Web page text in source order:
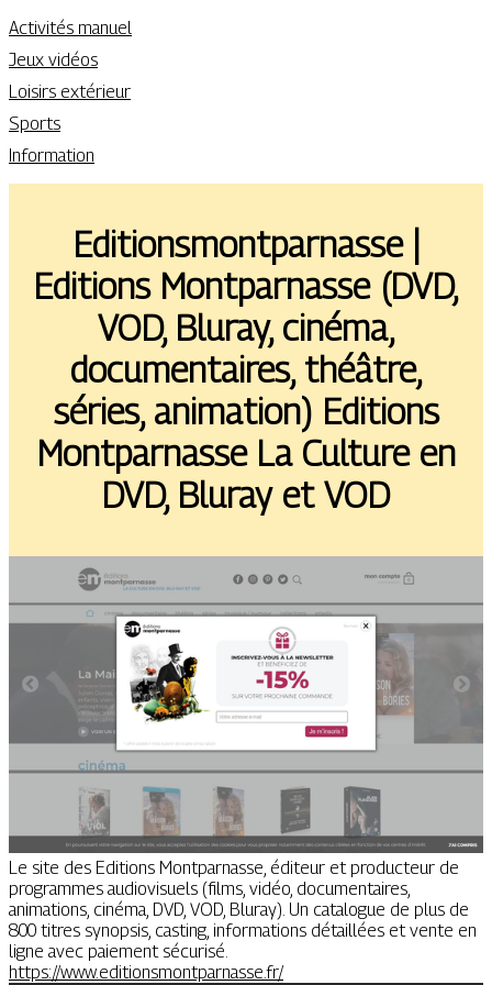
Activités manuel
Jeux vidéos
Loisirs extérieur
Sports
Information
Editionsmontpar­nas­se |
Editions Montpar­nas­se (DVD,
VOD, Bluray, cinéma,
documen­tai­res, théâtre,
séries, animation) Editions
Montpar­nas­se La Culture en
DVD, Bluray et VOD
Le site des Editions Montparnasse, éditeur et producteur de
programmes audiovisuels (films, vidéo, documentaires,
animations, cinéma, DVD, VOD, Bluray). Un catalogue de plus de
800 titres synopsis, casting, informations détaillées et vente en
ligne avec paiement sécurisé.
https://www.editionsmontparnasse.fr/